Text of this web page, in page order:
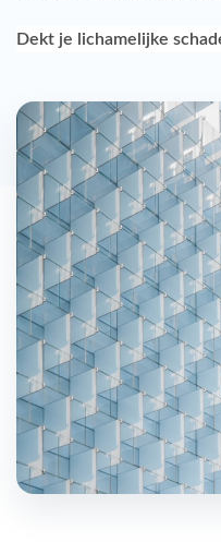
Dekt je lichamelijke